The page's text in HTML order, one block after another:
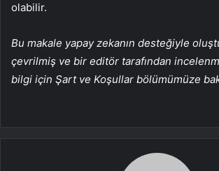
olabilir.
Bu makale yapay zekanın desteğiyle
çevrilmiş ve bir editör tarafından
bilgi için Şart ve Koşullar bölümümüze